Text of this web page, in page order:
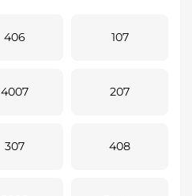
406 107
4007 207
307 408